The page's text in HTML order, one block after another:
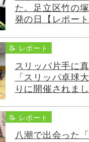
た。足立区竹の
発の日【レポート
📝 レポート
スリッパ片手に
「スリッパ卓球
りに開催されま
📝 レポート
八潮で出会った